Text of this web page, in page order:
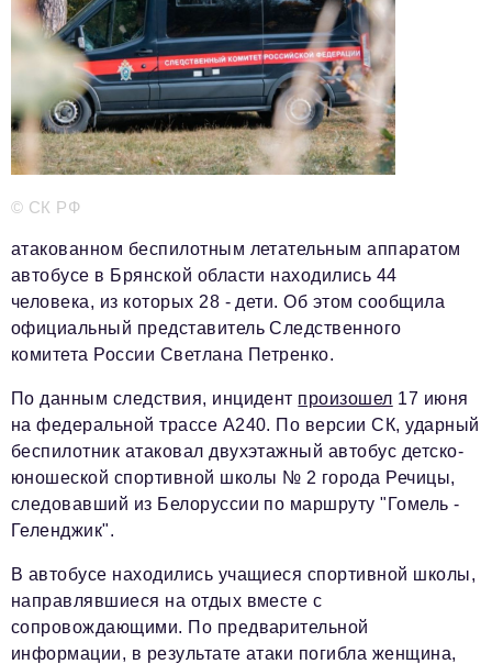
Информационный отдел
info@business-magazine.online
Отдел рекламы
reklama@business-magazine.online
Отдел распространения/редакционная подписка
podpiska@business-magazine.online
partner@business-magazine.online
© СК РФ
атакованном беспилотным летательным аппаратом
автобусе в Брянской области находились 44
человека, из которых 28 - дети. Об этом сообщила
официальный представитель Следственного
комитета России Светлана Петренко.
По данным следствия, инцидент произошел 17 июня
на федеральной трассе А240. По версии СК, ударный
беспилотник атаковал двухэтажный автобус детско-
юношеской спортивной школы № 2 города Речицы,
следовавший из Белоруссии по маршруту "Гомель -
Геленджик".
В автобусе находились учащиеся спортивной школы,
направлявшиеся на отдых вместе с
сопровождающими. По предварительной
информации, в результате атаки погибла женщина,